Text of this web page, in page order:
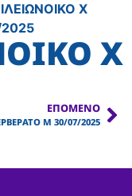
Χ
Χ
ΕΠΌΜΕΝΟ
Μ 30/07/2025